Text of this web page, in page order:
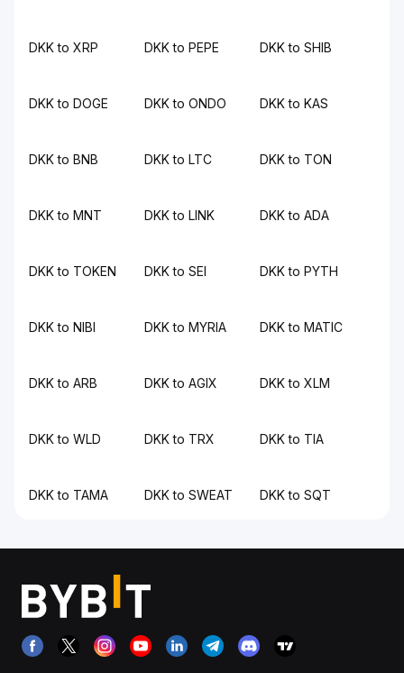
DKK to XRP DKK to PEPE DKK to SHIB
DKK to DOGE DKK to ONDO DKK to KAS
DKK to BNB DKK to LTC DKK to TON
DKK to MNT DKK to LINK DKK to ADA
DKK to TOKEN DKK to SEI DKK to PYTH
DKK to NIBI DKK to MYRIA DKK to MATIC
DKK to ARB DKK to AGIX DKK to XLM
DKK to WLD DKK to TRX DKK to TIA
DKK to TAMA DKK to SWEAT DKK to SQT